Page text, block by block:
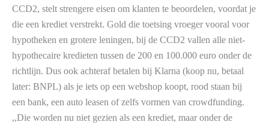
CCD2, stelt strengere eisen om klanten te beoordelen, voordat je
die een krediet verstrekt. Gold die toetsing vroeger vooral voor
hypotheken en grotere leningen, bij de CCD2 vallen alle niet-
hypothecaire kredieten tussen de 200 en 100.000 euro onder de
richtlijn. Dus ook achteraf betalen bij Klarna (koop nu, betaal
later: BNPL) als je iets op een webshop koopt, rood staan bij
een bank, een auto leasen of zelfs vormen van crowdfunding.
,,Die worden nu niet gezien als een krediet, maar onder de